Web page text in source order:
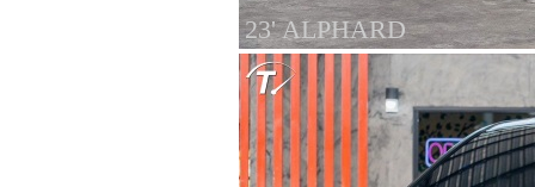
23' ALPHARD